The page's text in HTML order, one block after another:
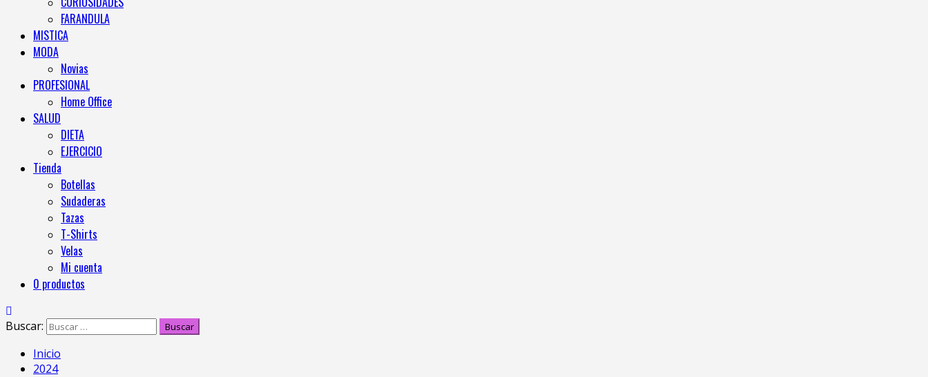
FARANDULA
MISTICA
MODA
Novias
PROFESIONAL
Home Office
SALUD
DIETA
EJERCICIO
Tienda
Botellas
Sudaderas
Tazas
T-Shirts
Velas
Mi cuenta
0 productos
Buscar:
Inicio
2024